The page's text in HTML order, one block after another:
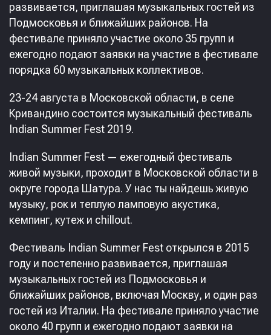
развивается, приглашая музыкальных гостей из
Подмосковья и ближайших районов. На
фестивале приняло участие около 35 групп и
ежегодно подают заявки на участие в фестивале
порядка 60 музыкальных коллективов.
23-24 августа в Московской области, в селе
Кривандино состоится музыкальный фестиваль
Indian Summer Fest 2019.
Indian Summer Fest — ежегодный фестиваль
живой музыки, проходит в Московской области в
округе города Шатура. У нас ты найдешь живую
музыку, рок и теплую ламповую акустика,
кемпинг, кутеж и chillout.
Фестиваль Indian Summer Fest открылся в 2015
году и постепенно развивается, приглашая
музыкальных гостей из Подмосковья и
ближайших районов, включая Москву, и один раз
гостей из Италии. На фестивале приняло участие
около 40 групп и ежегодно подают заявки на